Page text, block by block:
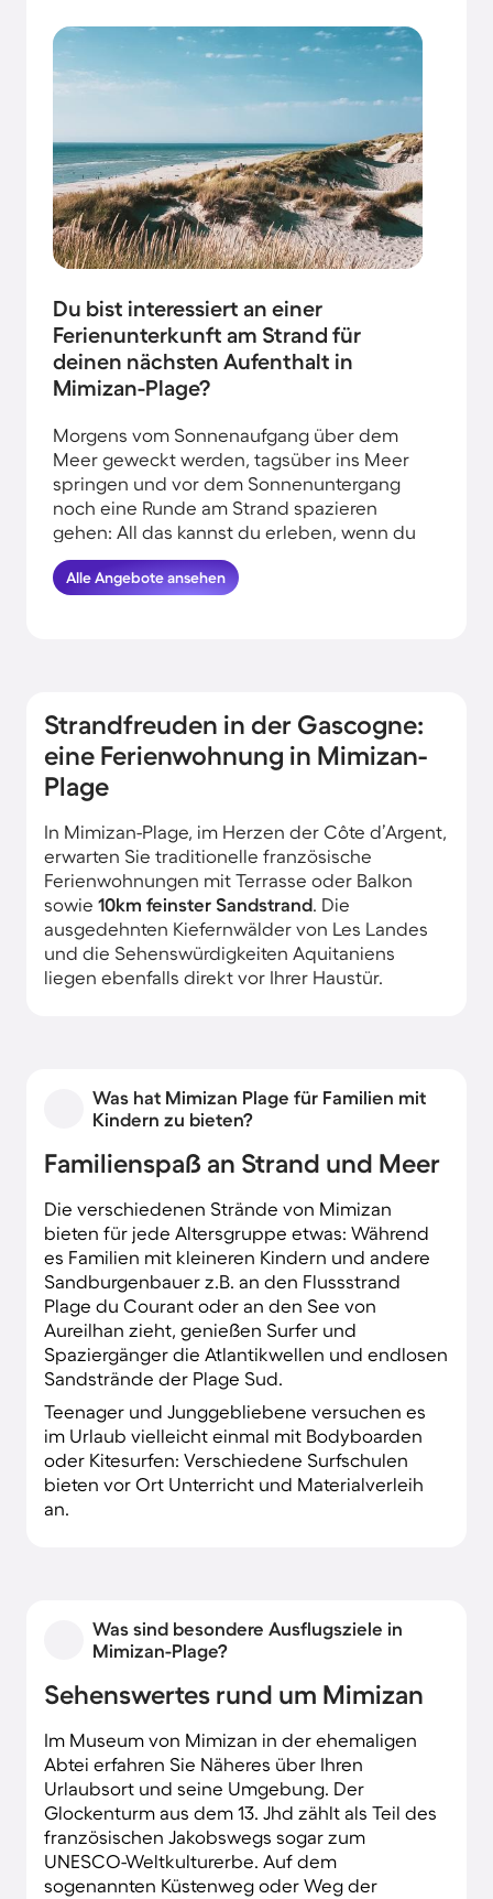
Du bist interessiert an einer
Ferienunterkunft am Strand für
deinen nächsten Aufenthalt in
Mimizan-Plage?
Morgens vom Sonnenaufgang über dem
Meer geweckt werden, tagsüber ins Meer
springen und vor dem Sonnenuntergang
noch eine Runde am Strand spazieren
gehen: All das kannst du erleben, wenn du
deinen Urlaub in Strandnähe in Mimizan-
Plage verbringst. HomeToGo hat für dich
nachhause.
Alle Angebote ansehen
Strandfreuden in der Gascogne:
eine Ferienwohnung in Mimizan-
Plage
In Mimizan-Plage, im Herzen der Côte d’Argent,
erwarten Sie traditionelle französische
Ferienwohnungen mit Terrasse oder Balkon
sowie 10km feinster Sandstrand. Die
ausgedehnten Kiefernwälder von Les Landes
und die Sehenswürdigkeiten Aquitaniens
liegen ebenfalls direkt vor Ihrer Haustür.
Was hat Mimizan Plage für Familien mit
Kindern zu bieten?
Familienspaß an Strand und Meer
Die verschiedenen Strände von Mimizan
bieten für jede Altersgruppe etwas: Während
es Familien mit kleineren Kindern und andere
Sandburgenbauer z.B. an den Flussstrand
Plage du Courant oder an den See von
Aureilhan zieht, genießen Surfer und
Spaziergänger die Atlantikwellen und endlosen
Sandstrände der Plage Sud.
Teenager und Junggebliebene versuchen es
im Urlaub vielleicht einmal mit Bodyboarden
oder Kitesurfen: Verschiedene Surfschulen
bieten vor Ort Unterricht und Materialverleih
an.
Was sind besondere Ausflugsziele in
Mimizan-Plage?
Sehenswertes rund um Mimizan
Im Museum von Mimizan in der ehemaligen
Abtei erfahren Sie Näheres über Ihren
Urlaubsort und seine Umgebung. Der
Glockenturm aus dem 13. Jhd zählt als Teil des
französischen Jakobswegs sogar zum
UNESCO-Weltkulturerbe. Auf dem
sogenannten Küstenweg oder Weg der